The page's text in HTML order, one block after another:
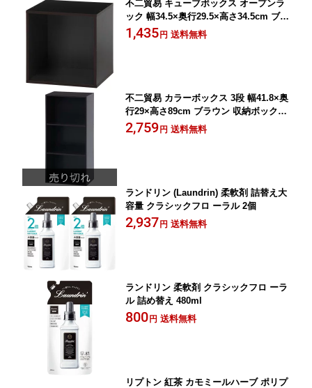
不二貿易 キューブボックス オープンラ
ック 幅34.5×奥行29.5×高さ34.5cm ブラ
ウン 収納 カラーボックス 組み合わせ自
由 81900
1,435円 送料無料
不二貿易 カラーボックス 3段 幅41.8×奥
行29×高さ89cm ブラウン 収納ボックス
固定棚 組立商品 93502
2,759円 送料無料
ランドリン (Laundrin) 柔軟剤 詰替え大
容量 クラシックフロ ーラル 2個
2,937円 送料無料
ランドリン 柔軟剤 クラシックフロ ーラ
ル 詰め替え 480ml
800円 送料無料
リプトン 紅茶 カモミールハーブ ポリプ